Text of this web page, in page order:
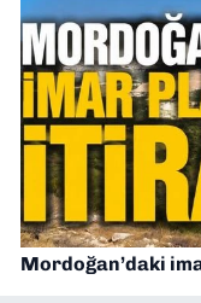
Mordoğan’daki